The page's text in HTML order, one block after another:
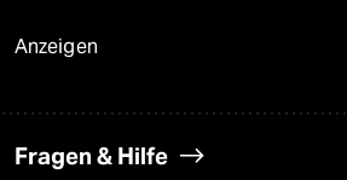
Anzeigen
Fragen & Hilfe